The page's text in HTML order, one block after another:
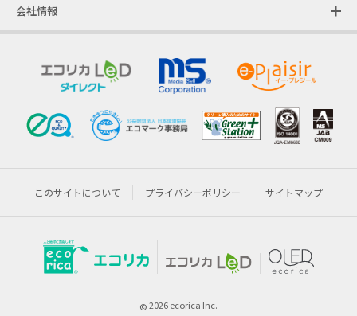
会社情報
このサイトについて プライバシーポリシー サイトマップ
©2026 ecorica Inc.